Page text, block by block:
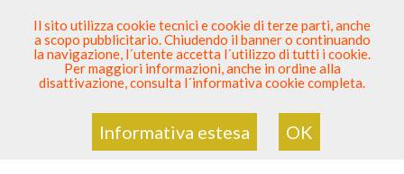
SEI DENTISTA? PARTECIPA
Sei QuiElenco Dentista Sicuro > Odontoiatria>
Ambulatori Dentistici>Sardegna>Ogliastra > CAP
08042
ZONA CON CAP 08042
Il sito utilizza cookie tecnici e cookie di terze parti, anche
a scopo pubblicitario. Chiudendo il banner o continuando
la navigazione, l´utente accetta l´utilizzo di tutti i cookie.
Per maggiori informazioni, anche in ordine alla
disattivazione, consulta l´informativa cookie completa.
Informativa estesa OK